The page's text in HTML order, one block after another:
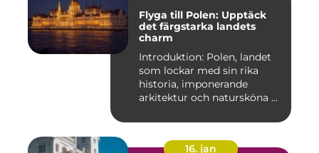
Flyga till Polen: Upptäck
det färgstarka landets
charm
Introduktion: Polen, landet
som lockar med sin rika
historia, imponerande
arkitektur och natursköna ...
16. jan